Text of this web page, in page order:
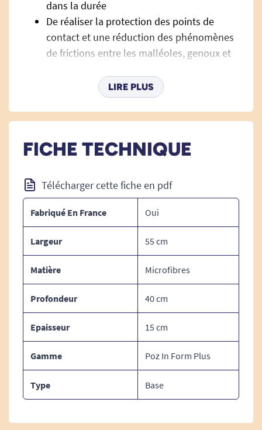
dans la durée
De réaliser la protection des points de
contact et une réduction des phénomènes
de frictions entre les malléoles, genoux et
Il peut être associé au coussin modulaire
universel n°3 dans le maintien de position.
Le coussin est déhoussable.
est en polyuréthane haute densité.
100% naturelles et vous procure une
sensation de confort et de douceur.
Les housses sont lavables en machine,
jusqu'à 60°.
Modèle standard ou confort? Un choix
selon votre environnement !
LIRE PLUS
FICHE TECHNIQUE
Télécharger cette fiche en pdf
Fabriqué En France Oui
Largeur 55 cm
Matière Microfibres
Profondeur 40 cm
Epaisseur 15 cm
Gamme Poz In Form Plus
Type Base